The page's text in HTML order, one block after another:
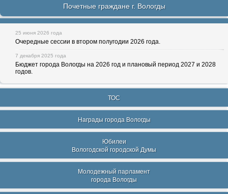
Почетные граждане г. Вологды
25 июня 2026 года
Очередные сессии в втором полугодии 2026 года.
7 декабря 2025 года
Бюджет города Вологды на 2026 год и плановый период 2027 и 2028
годов.
ТОС
Награды города Вологды
Юбилеи
Вологодской городской Думы
Молодежный парламент
города Вологды